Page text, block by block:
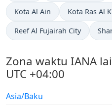
Kota Al Ain Kota Ras Al
Reef Al Fujairah City
Zona waktu IANA
UTC +04:00
Asia/Baku